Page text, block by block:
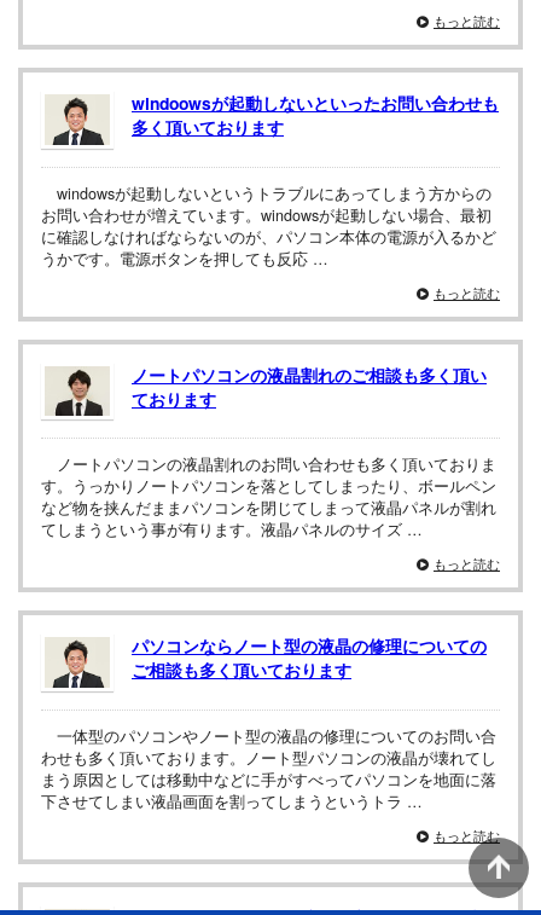
もっと読む
windoowsが起動しないといったお問い合わせも
多く頂いております
windowsが起動しないというトラブルにあってしまう方からの
お問い合わせが増えています。windowsが起動しない場合、最初
に確認しなければならないのが、パソコン本体の電源が入るかど
うかです。電源ボタンを押しても反応 …
もっと読む
ノートパソコンの液晶割れのご相談も多く頂い
ております
ノートパソコンの液晶割れのお問い合わせも多く頂いておりま
す。うっかりノートパソコンを落としてしまったり、ボールペン
など物を挟んだままパソコンを閉じてしまって液晶パネルが割れ
てしまうという事が有ります。液晶パネルのサイズ …
もっと読む
パソコンならノート型の液晶の修理についての
ご相談も多く頂いております
一体型のパソコンやノート型の液晶の修理についてのお問い合
わせも多く頂いております。ノート型パソコンの液晶が壊れてし
まう原因としては移動中などに手がすべってパソコンを地面に落
下させてしまい液晶画面を割ってしまうというトラ …
もっと読む